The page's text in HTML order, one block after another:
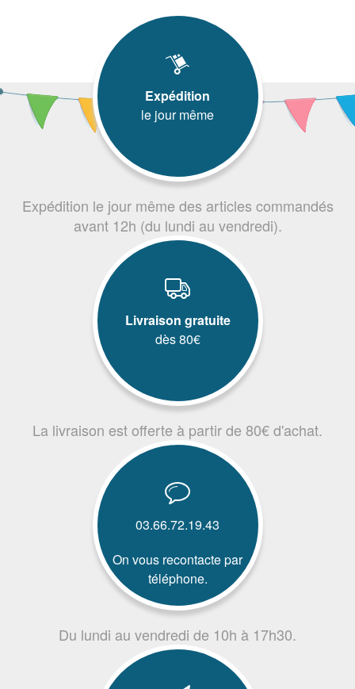
Expédition
le jour même
Expédition le jour même des articles commandés
avant 12h (du lundi au vendredi).
Livraison gratuite
dès 80€
La livraison est offerte à partir de 80€ d'achat.
03.66.72.19.43
On vous recontacte par
téléphone.
Du lundi au vendredi de 10h à 17h30.